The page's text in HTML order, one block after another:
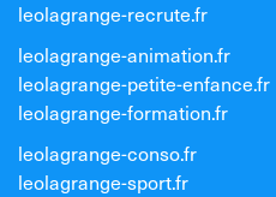
leolagrange-recrute.fr
leolagrange-animation.fr
leolagrange-petite-enfance.fr
leolagrange-formation.fr
leolagrange-conso.fr
leolagrange-sport.fr